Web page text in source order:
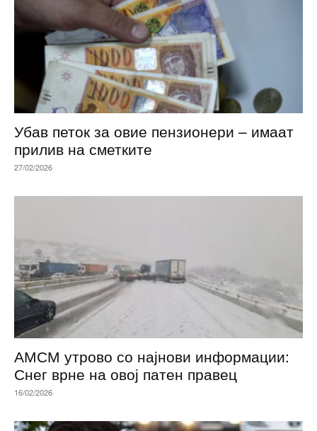
Убав петок за овие пензионери – имаат
прилив на сметките
27/02/2026
АМСМ утрово со најнови информации:
Снег врне на овој патен правец
16/02/2026